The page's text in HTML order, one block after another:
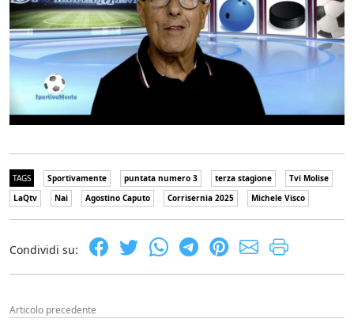
TAGS Sportivamente puntata numero 3 terza stagione
Tvi Molise
LaQtv
Nai Agostino Caputo Corrisernia 2025 Michele Visco
Condividi su:
Articolo precedente